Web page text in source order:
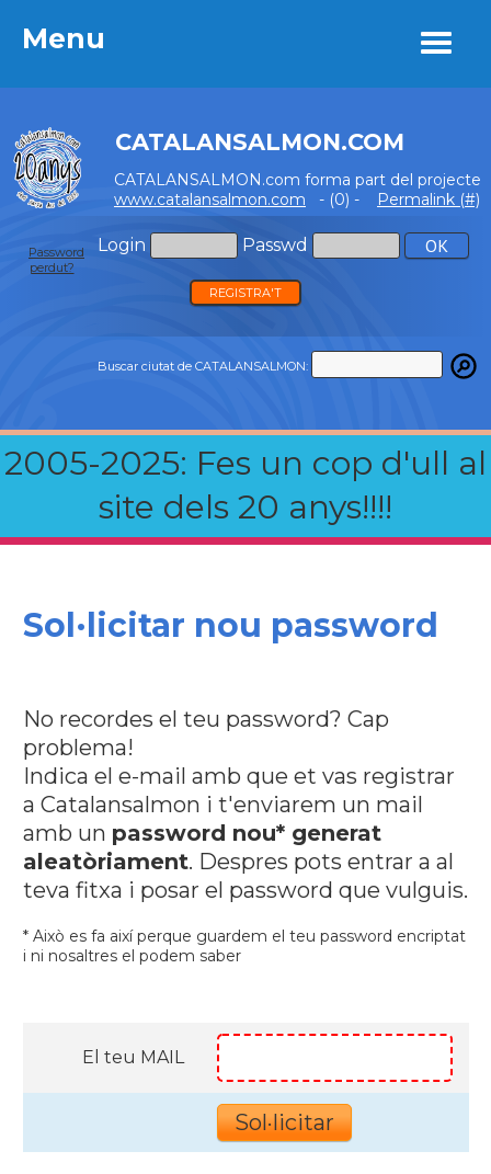
Menu
CATALANSALMON.COM
CATALANSALMON.com forma part del projecte
www.catalansalmon.com - (0) - Permalink (#)
Login Passwd
Password
perdut?
REGISTRA'T
Buscar ciutat de CATALANSALMON:
2005-2025: Fes un cop d'ull al
site dels 20 anys!!!!
Menu
Sol·licitar nou password
No recordes el teu password? Cap
problema!
Indica el e-mail amb que et vas registrar
a Catalansalmon i t'enviarem un mail
amb un password nou* generat
aleatòriament. Despres pots entrar a al
teva fitxa i posar el password que vulguis.
* Això es fa així perque guardem el teu password encriptat
i ni nosaltres el podem saber
El teu MAIL